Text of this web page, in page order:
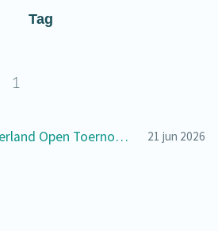
Tag
1
Vortex BC Lansingerland Open Toernooi 2026 — goud in de VD 4 🥇 21 jun 2026